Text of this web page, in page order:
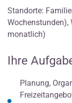
Standorte:
Wochenstunden),
monatlich)
Ihre
Planung,